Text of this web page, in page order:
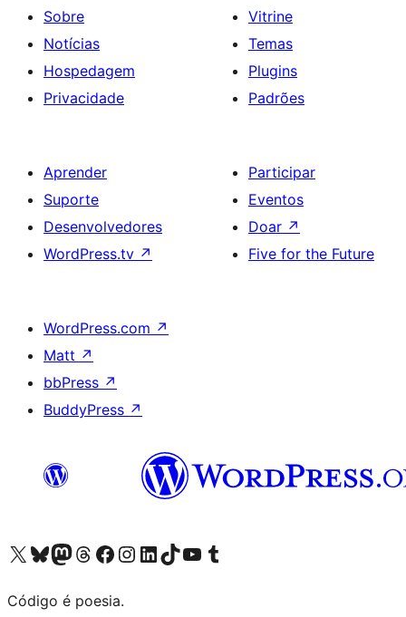
Sobre
Notícias
Hospedagem
Privacidade
Vitrine
Temas
Plugins
Padrões
Aprender
Suporte
Desenvolvedores
WordPress.tv ↗
Participar
Eventos
Doar ↗
Five for the Future
WordPress.com ↗
Matt ↗
bbPress ↗
BuddyPress ↗
Acessar nossa conta do X (antigo Twitter)
Acessar nossa conta do Bluesky
Acessar nossa conta do Mastodon
Acessar nossa conta do Threads
Acessar nossa página do Facebook
Acessar nossa conta do Instagram
Acessar nossa conta do LinkedIn
Acessar nossa conta do TikTok
Acessar nosso canal do YouTube
Acessar nossa conta no Tumblr
Código é poesia.